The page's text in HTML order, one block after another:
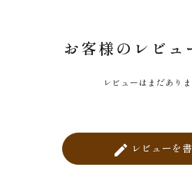
お客様のレビュ
レビューはまだあり
create レビューを書